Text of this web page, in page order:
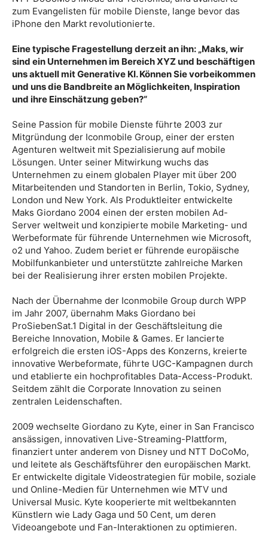
zum Evangelisten für mobile Dienste, lange bevor das
iPhone den Markt revolutionierte.
Eine typische Fragestellung derzeit an ihn: „Maks, wir
sind ein Unternehmen im Bereich XYZ und beschäftigen
uns aktuell mit Generative KI. Können Sie vorbeikommen
und uns die Bandbreite an Möglichkeiten, Inspiration
und ihre Einschätzung geben?“
Seine Passion für mobile Dienste führte 2003 zur
Mitgründung der Iconmobile Group, einer der ersten
Agenturen weltweit mit Spezialisierung auf mobile
Lösungen. Unter seiner Mitwirkung wuchs das
Unternehmen zu einem globalen Player mit über 200
Mitarbeitenden und Standorten in Berlin, Tokio, Sydney,
London und New York. Als Produktleiter entwickelte
Maks Giordano 2004 einen der ersten mobilen Ad-
Server weltweit und konzipierte mobile Marketing- und
Werbeformate für führende Unternehmen wie Microsoft,
o2 und Yahoo. Zudem beriet er führende europäische
Mobilfunkanbieter und unterstützte zahlreiche Marken
bei der Realisierung ihrer ersten mobilen Projekte.
Nach der Übernahme der Iconmobile Group durch WPP
im Jahr 2007, übernahm Maks Giordano bei
ProSiebenSat.1 Digital in der Geschäftsleitung die
Bereiche Innovation, Mobile & Games. Er lancierte
erfolgreich die ersten iOS-Apps des Konzerns, kreierte
innovative Werbeformate, führte UGC-Kampagnen durch
und etablierte ein hochprofitables Data-Access-Produkt.
Seitdem zählt die Corporate Innovation zu seinen
zentralen Leidenschaften.
2009 wechselte Giordano zu Kyte, einer in San Francisco
ansässigen, innovativen Live-Streaming-Plattform,
finanziert unter anderem von Disney und NTT DoCoMo,
und leitete als Geschäftsführer den europäischen Markt.
Er entwickelte digitale Videostrategien für mobile, soziale
und Online-Medien für Unternehmen wie MTV und
Universal Music. Kyte kooperierte mit weltbekannten
Künstlern wie Lady Gaga und 50 Cent, um deren
Videoangebote und Fan-Interaktionen zu optimieren.